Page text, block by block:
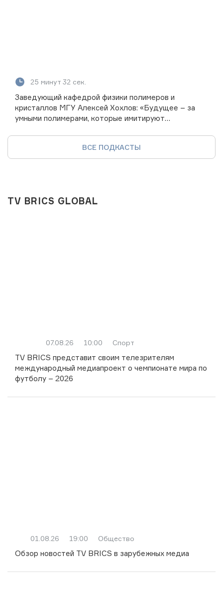
25 минут 32 сек.
Заведующий кафедрой физики полимеров и
кристаллов МГУ Алексей Хохлов: «Будущее – за
умными полимерами, которые имитируют
ВСЕ ПОДКАСТЫ
TV BRICS GLOBAL
07.08.26 10:00 Спорт
TV BRICS представит своим телезрителям
международный медиапроект о чемпионате мира по
футболу – 2026
01.08.26 19:00 Общество
Обзор новостей TV BRICS в зарубежных медиа